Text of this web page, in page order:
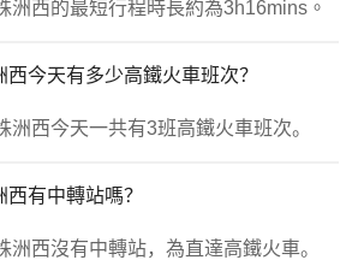
洲西的最短行程時長約為3h16mins。
今天有多少高鐵火車班次？
洲西今天一共有3班高鐵火車班次。
有中轉站嗎？
洲西沒有中轉站，為直達高鐵火車。